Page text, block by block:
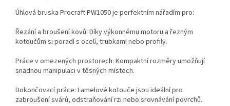
Úhlová bruska Procraft PW1050 je perfektním nářadím pro:
Řezání a broušení kovů: Díky výkonnému motoru a řezným
kotoučům si poradí s ocelí, trubkami nebo profily.
Práce v omezených prostorech: Kompaktní rozměry umožňují
snadnou manipulaci v těsných místech.
Dokončovací práce: Lamelové kotouče jsou ideální pro
zabroušení svárů, odstraňování rzi nebo srovnávání povrchů.